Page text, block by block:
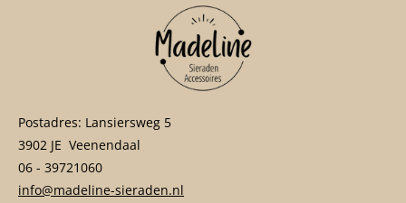
Postadres: Lansiersweg 5
3902 JE Veenendaal
06 - 39721060
info@madeline-sieraden.nl